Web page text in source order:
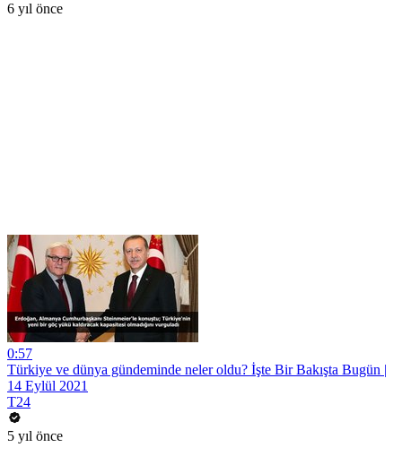
6 yıl önce
0:57
Türkiye ve dünya gündeminde neler oldu? İşte Bir Bakışta Bugün |
14 Eylül 2021
T24
5 yıl önce